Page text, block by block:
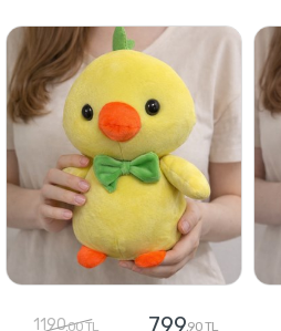
1190,00 TL ,90 TL